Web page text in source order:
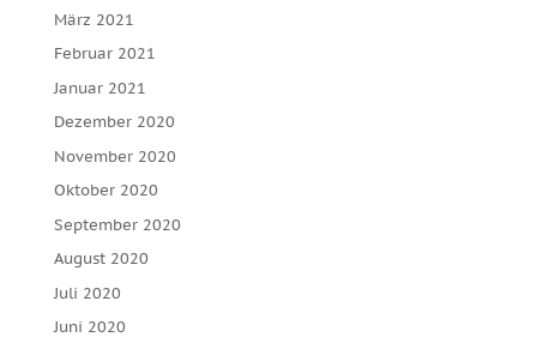
März 2021
Februar 2021
Januar 2021
Dezember 2020
November 2020
Oktober 2020
September 2020
August 2020
Juli 2020
Juni 2020